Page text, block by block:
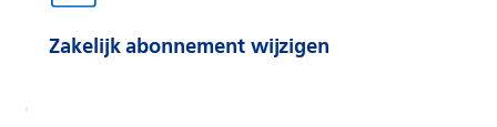
Zakelijk abonnement wijzigen